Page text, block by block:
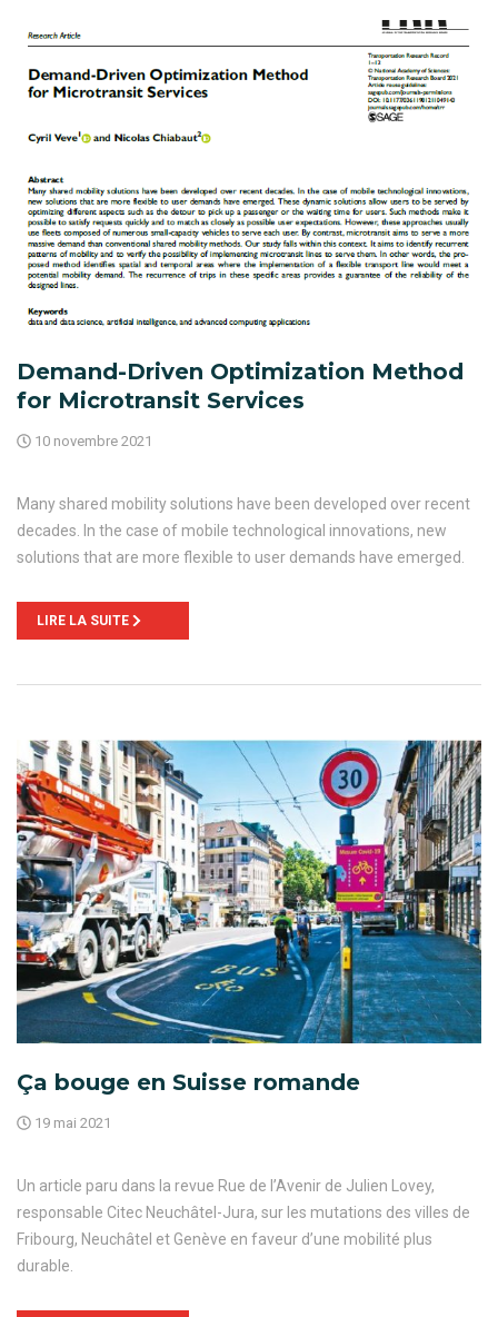
Demand-Driven Optimization Method
for Microtransit Services
10 novembre 2021
Many shared mobility solutions have been developed over recent
decades. In the case of mobile technological innovations, new
solutions that are more flexible to user demands have emerged.
LIRE LA SUITE
Ça bouge en Suisse romande
19 mai 2021
Un article paru dans la revue Rue de l’Avenir de Julien Lovey,
responsable Citec Neuchâtel-Jura, sur les mutations des villes de
Fribourg, Neuchâtel et Genève en faveur d’une mobilité plus
durable.